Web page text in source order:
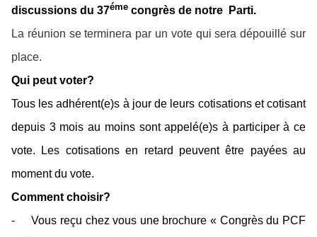
discussions du 37éme congrès de notre
Parti.
La réunion se terminera par un vote qui sera dépouillé sur
place.
Qui peut voter?
Tous les adhérent(e)s à jour de leurs cotisations et cotisant
depuis 3 mois au moins sont appelé(e)s à participer à ce
vote. Les cotisations en retard peuvent être payées au
moment du vote.
Comment choisir?
-
Vous reçu chez vous une brochure « Congrès du PCF